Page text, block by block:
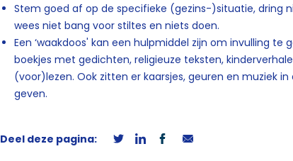
Stem goed af op de specifieke (gezins-)situatie, dring
wees niet bang voor stiltes en niets doen.
Een ‘waakdoos' kan een hulpmiddel zijn om invulling
boekjes met gedichten, religieuze teksten,
(voor)lezen. Ook zitten er kaarsjes, geuren en muziek
geven.
Deel deze pagina: